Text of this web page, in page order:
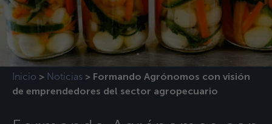
Inicio > Noticias > Formando Agrónomos con visión
de emprendedores del sector agropecuario